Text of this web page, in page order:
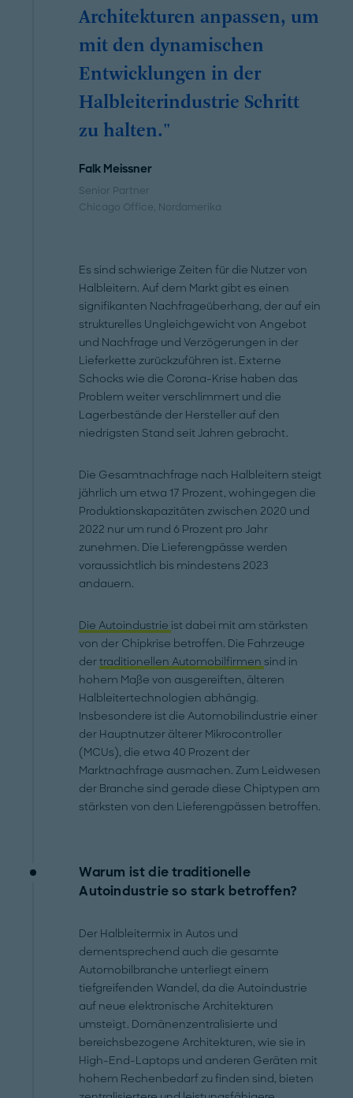
Architekturen anpassen, um
mit den dynamischen
Entwicklungen in der
Halbleiterindustrie Schritt
zu halten."
Falk Meissner
Senior Partner
Chicago Office, Nordamerika
Es sind schwierige Zeiten für die Nutzer von
Halbleitern. Auf dem Markt gibt es einen
signifikanten Nachfrageüberhang, der auf ein
strukturelles Ungleichgewicht von Angebot
und Nachfrage und Verzögerungen in der
Lieferkette zurückzuführen ist. Externe
Schocks wie die Corona-Krise haben das
Problem weiter verschlimmert und die
Lagerbestände der Hersteller auf den
niedrigsten Stand seit Jahren gebracht.
Die Gesamtnachfrage nach Halbleitern steigt
jährlich um etwa 17 Prozent, wohingegen die
Produktionskapazitäten zwischen 2020 und
2022 nur um rund 6 Prozent pro Jahr
zunehmen. Die Lieferengpässe werden
voraussichtlich bis mindestens 2023
andauern.
Die Autoindustrie ist dabei mit am stärksten
von der Chipkrise betroffen. Die Fahrzeuge
dertraditionellen Automobilfirmensind in
hohem Maße von ausgereiften, älteren
Halbleitertechnologien abhängig.
Insbesondere ist die Automobilindustrie einer
der Hauptnutzer älterer Mikrocontroller
(MCUs), die etwa 40 Prozent der
Marktnachfrage ausmachen. Zum Leidwesen
der Branche sind gerade diese Chiptypen am
stärksten von den Lieferengpässen betroffen.
Warum ist die traditionelle
Autoindustrie so stark betroffen?
Der Halbleitermix in Autos und
dementsprechend auch die gesamte
Automobilbranche unterliegt einem
tiefgreifenden Wandel, da die Autoindustrie
auf neue elektronische Architekturen
umsteigt. Domänenzentralisierte und
bereichsbezogene Architekturen, wie sie in
High-End-Laptops und anderen Geräten mit
hohem Rechenbedarf zu finden sind, bieten